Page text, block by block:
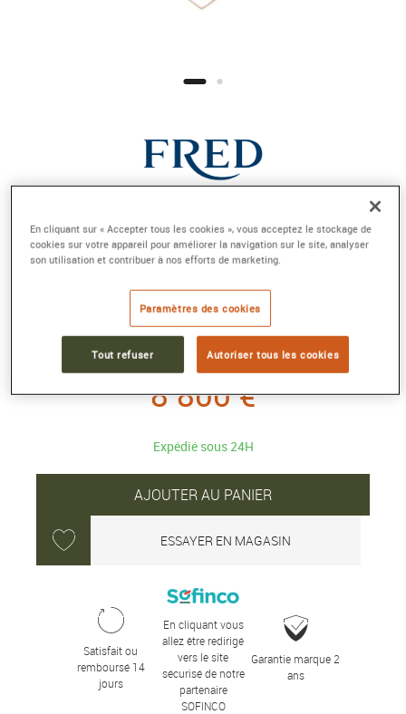
COLLIER PRETTY WOMAN
Hypnotique réversible, modèle or rose
750/1000e, diamants et nacre
Référence :7J0392
Collection :
Pretty Woman
8 800 €
Expédié sous 24H
AJOUTER AU PANIER
ESSAYER EN MAGASIN
Satisfait ou
remboursé 14
jours
En cliquant vous
allez être redirigé
vers le site
sécurisé de notre
partenaire
SOFINCO
Garantie marque 2
ans
En cliquant sur « Accepter tous les cookies », vous acceptez le stockage de
cookies sur votre appareil pour améliorer la navigation sur le site, analyser
son utilisation et contribuer à nos efforts de marketing.
Paramètres des cookies
Tout refuser Autoriser tous les cookies